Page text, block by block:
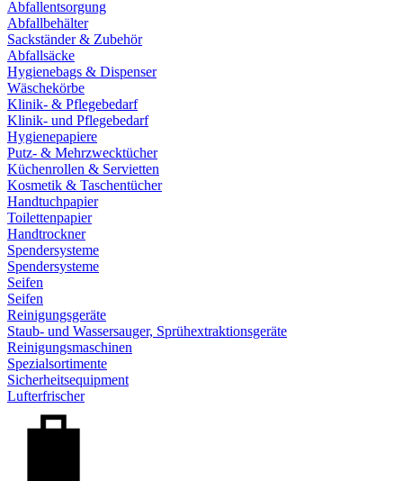
Abfallentsorgung
Abfallbehälter
Sackständer & Zubehör
Abfallsäcke
Hygienebags & Dispenser
Wäschekörbe
Klinik- & Pflegebedarf
Klinik- und Pflegebedarf
Hygienepapiere
Putz- & Mehrzwecktücher
Küchenrollen & Servietten
Kosmetik & Taschentücher
Handtuchpapier
Toilettenpapier
Handtrockner
Spendersysteme
Spendersysteme
Seifen
Seifen
Reinigungsgeräte
Staub- und Wassersauger, Sprühextraktionsgeräte
Reinigungsmaschinen
Spezialsortimente
Sicherheitsequipment
Lufterfrischer